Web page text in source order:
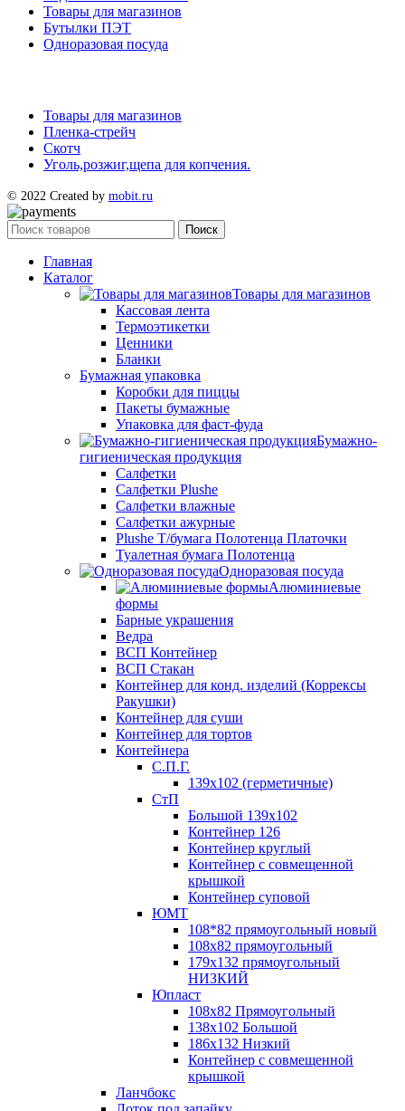
Товары для магазинов
Бутылки ПЭТ
Одноразовая посуда
Товары для магазинов
Пленка-стрейч
Скотч
Уголь,розжиг,щепа для копчения.
© 2022 Created by mobit.ru
Поиск
Главная
Каталог
Товары для магазинов
Кассовая лента
Термоэтикетки
Ценники
Бланки
Бумажная упаковка
Коробки для пиццы
Пакеты бумажные
Упаковка для фаст-фуда
Бумажно-
гигиеническая продукция
Салфетки
Салфетки Plushe
Салфетки влажные
Салфетки ажурные
Plushe Т/бумага Полотенца Платочки
Туалетная бумага Полотенца
Одноразовая посуда
Алюминиевые
формы
Барные украшения
Ведра
ВСП Контейнер
ВСП Стакан
Контейнер для конд. изделий (Коррексы
Ракушки)
Контейнер для суши
Контейнер для тортов
Контейнера
С.П.Г.
139х102 (герметичные)
СтП
Большой 139х102
Контейнер 126
Контейнер круглый
Контейнер с совмещенной
крышкой
Контейнер суповой
ЮМТ
108*82 прямоугольный новый
108х82 прямоугольный
179х132 прямоугольный
НИЗКИЙ
Юпласт
108х82 Прямоугольный
138х102 Большой
186х132 Низкий
Контейнер с совмещенной
крышкой
Ланчбокс